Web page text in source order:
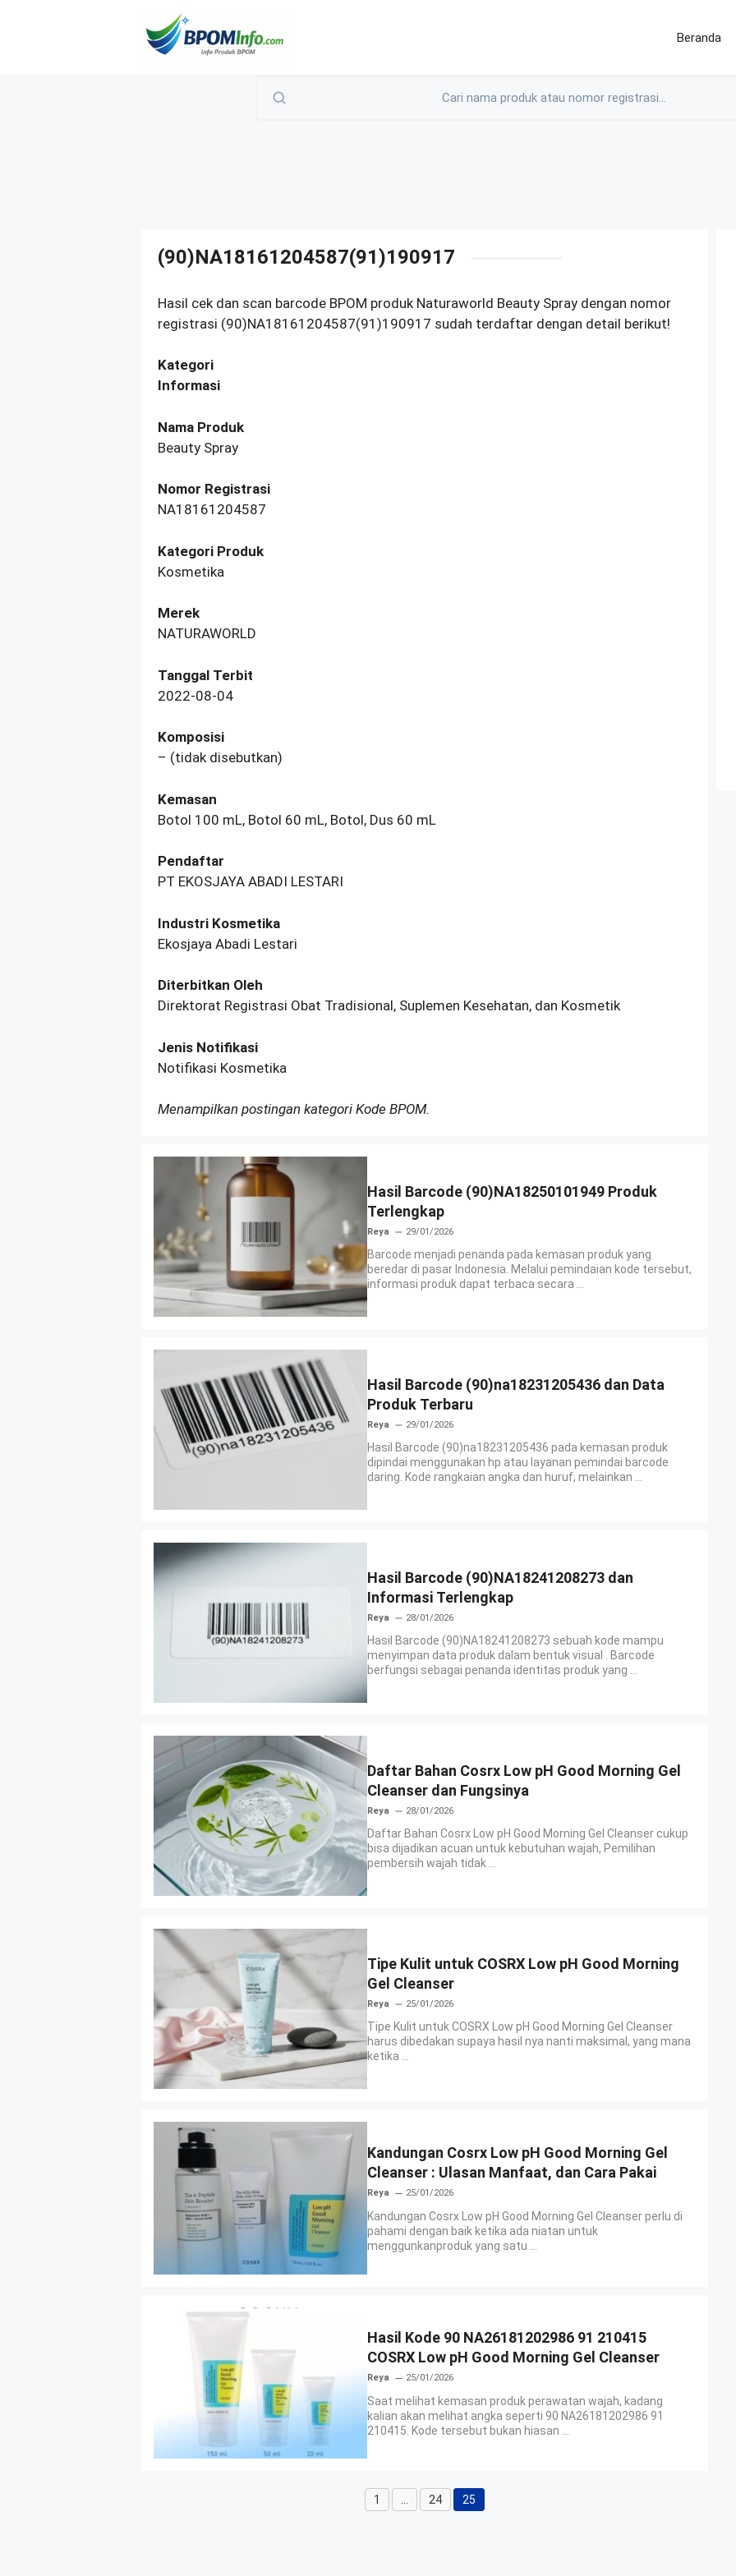
Beranda
(90)NA18161204587(91)190917
Hasil cek dan scan barcode BPOM produk Naturaworld Beauty Spray dengan nomor
registrasi (90)NA18161204587(91)190917 sudah terdaftar dengan detail berikut!
Kategori
Informasi
Nama Produk
Beauty Spray
Nomor Registrasi
NA18161204587
Kategori Produk
Kosmetika
Merek
NATURAWORLD
Tanggal Terbit
2022-08-04
Komposisi
– (tidak disebutkan)
Kemasan
Botol 100 mL, Botol 60 mL, Botol, Dus 60 mL
Pendaftar
PT EKOSJAYA ABADI LESTARI
Industri Kosmetika
Ekosjaya Abadi Lestari
Diterbitkan Oleh
Direktorat Registrasi Obat Tradisional, Suplemen Kesehatan, dan Kosmetik
Jenis Notifikasi
Notifikasi Kosmetika
Menampilkan postingan kategori Kode BPOM.
Hasil Barcode (90)NA18250101949 Produk
Terlengkap
Reya 29/01/2026
Barcode menjadi penanda pada kemasan produk yang
beredar di pasar Indonesia. Melalui pemindaian kode tersebut,
informasi produk dapat terbaca secara ...
Hasil Barcode (90)na18231205436 dan Data
Produk Terbaru
Reya 29/01/2026
Hasil Barcode (90)na18231205436 pada kemasan produk
dipindai menggunakan hp atau layanan pemindai barcode
daring. Kode rangkaian angka dan huruf, melainkan ...
Hasil Barcode (90)NA18241208273 dan
Informasi Terlengkap
Reya 28/01/2026
Hasil Barcode (90)NA18241208273 sebuah kode mampu
menyimpan data produk dalam bentuk visual . Barcode
berfungsi sebagai penanda identitas produk yang ...
Daftar Bahan Cosrx Low pH Good Morning Gel
Cleanser dan Fungsinya
Reya 28/01/2026
Daftar Bahan Cosrx Low pH Good Morning Gel Cleanser cukup
bisa dijadikan acuan untuk kebutuhan wajah, Pemilihan
pembersih wajah tidak ...
Tipe Kulit untuk COSRX Low pH Good Morning
Gel Cleanser
Reya 25/01/2026
Tipe Kulit untuk COSRX Low pH Good Morning Gel Cleanser
harus dibedakan supaya hasil nya nanti maksimal, yang mana
ketika ...
Kandungan Cosrx Low pH Good Morning Gel
Cleanser : Ulasan Manfaat, dan Cara Pakai
Reya 25/01/2026
Kandungan Cosrx Low pH Good Morning Gel Cleanser perlu di
pahami dengan baik ketika ada niatan untuk
menggunkanproduk yang satu ...
Hasil Kode 90 NA26181202986 91 210415
COSRX Low pH Good Morning Gel Cleanser
Reya 25/01/2026
Saat melihat kemasan produk perawatan wajah, kadang
kalian akan melihat angka seperti 90 NA26181202986 91
210415. Kode tersebut bukan hiasan ...
Halaman
1 … Halaman
24 Halaman
25